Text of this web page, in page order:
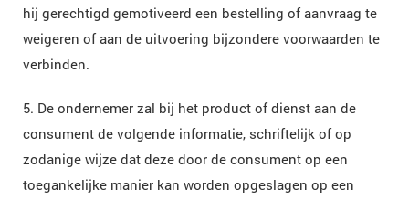
hij gerechtigd gemotiveerd een bestelling of aanvraag te
weigeren of aan de uitvoering bijzondere voorwaarden te
verbinden.
5. De ondernemer zal bij het product of dienst aan de
consument de volgende informatie, schriftelijk of op
zodanige wijze dat deze door de consument op een
toegankelijke manier kan worden opgeslagen op een